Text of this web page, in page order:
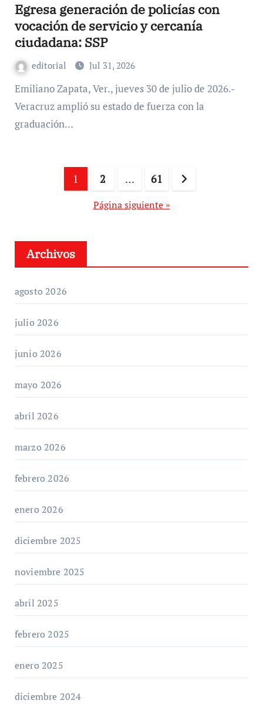
Egresa generación de policías con
vocación de servicio y cercanía
ciudadana: SSP
editorial Jul 31, 2026
Emiliano Zapata, Ver., jueves 30 de julio de 2026.-
Veracruz amplió su estado de fuerza con la
graduación…
Paginación
1 2 … 61
Página siguiente »
Archivos
agosto 2026
julio 2026
junio 2026
mayo 2026
abril 2026
marzo 2026
febrero 2026
enero 2026
diciembre 2025
noviembre 2025
abril 2025
febrero 2025
enero 2025
diciembre 2024